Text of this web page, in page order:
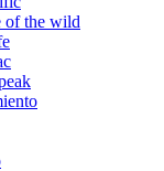
of the wild